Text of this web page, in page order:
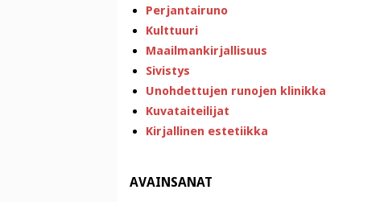
Perjantairuno
Kulttuuri
Maailmankirjallisuus
Sivistys
Unohdettujen runojen klinikka
Kuvataiteilijat
Kirjallinen estetiikka
AVAINSANAT